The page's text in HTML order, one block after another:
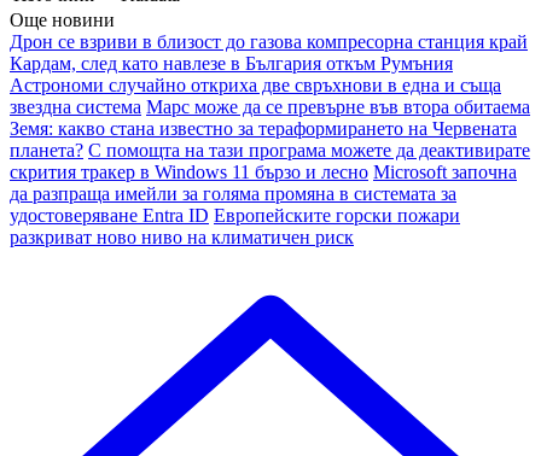
Още новини
Дрон се взриви в близост до газова компресорна станция край
Кардам, след като навлезе в България откъм Румъния
Астрономи случайно откриха две свръхнови в една и съща
звездна система Марс може да се превърне във втора обитаема
Земя: какво стана известно за тераформирането на Червената
планета? С помощта на тази програма можете да деактивирате
скрития тракер в Windows 11 бързо и лесно Microsoft започна
да разпраща имейли за голяма промяна в системата за
удостоверяване Entra ID Европейските горски пожари
разкриват ново ниво на климатичен риск